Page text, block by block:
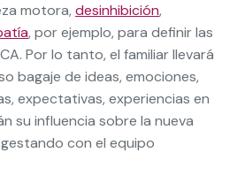
motora, desinhibición,
, por ejemplo, para definir las
Por lo tanto, el familiar llevará
bagaje de ideas, emociones,
expectativas, experiencias en
su influencia sobre la nueva
con el equipo